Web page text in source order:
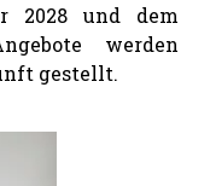
2028 und dem
werden
gestellt.